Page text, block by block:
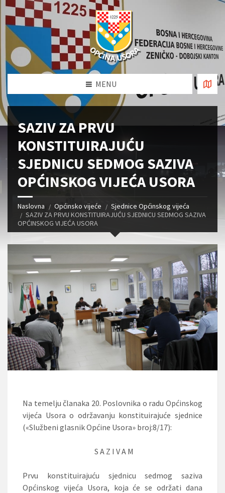
MENU
SAZIV ZA PRVU
KONSTITUIRAJUĆU
SJEDNICU SEDMOG SAZIVA
OPĆINSKOG VIJEĆA USORA
Naslovna Općinsko vijeće
Sjednice Općinskog vijeća
SAZIV ZA PRVU KONSTITUIRAJUĆU SJEDNICU SEDMOG SAZIVA
OPĆINSKOG VIJEĆA USORA
Na temelju članaka 20. Poslovnika o radu Općinskog
vijeća Usora o održavanju konstituirajuće sjednice
(«Službeni glasnik Općine Usora» broj:8/17):
S A Z I V A M
Prvu konstituirajuću sjednicu sedmog saziva
Općinskog vijeća Usora, koja će se održati dana